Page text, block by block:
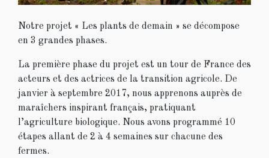
Notre projet « Les plants de demain » se décompose
en 3 grandes phases.
La première phase du projet est un tour de France des
acteurs et des actrices de la transition agricole. De
janvier à septembre 2017, nous apprenons auprès de
maraîchers inspirant français, pratiquant
l’agriculture biologique. Nous avons programmé 10
étapes allant de 2 à 4 semaines sur chacune des
fermes.